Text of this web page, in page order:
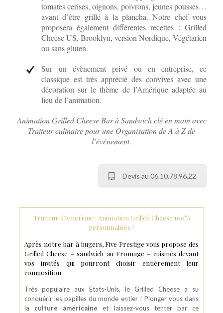
tomates cerises, oignons, poivrons, jeunes pousses…
avant d’être grillé à la plancha. Notre chef vous
proposera également différentes recettes : Grilled
Cheese US, Brooklyn, version Nordique, Végétarien
ou sans gluten.
Sur un évènement privé ou en entreprise, ce
classique est très apprécié des convives avec une
décoration sur le thème de l’Amérique adaptée au
lieu de l’animation.
Animation Grilled Cheese Bar à Sandwich clé en main avec
Traiteur culinaire pour une Organisation de A à Z de
l’événement.
Devis au 06.10.78.96.22
Traiteur d’Amérique : Animation Grilled Cheese 100%
personnalisée !
Après notre bar à bugers, Five Prestige vous propose des
Grilled Cheese – sandwich au Fromage – cuisinés devant
vos invités qui pourront choisir entièrement leur
composition.
Très populaire aux Etats-Unis, le Grilled Cheese a su
conquérir les papilles du monde entier ! Plonger vous dans
la culture américaine et laissez-vous tenter par ce